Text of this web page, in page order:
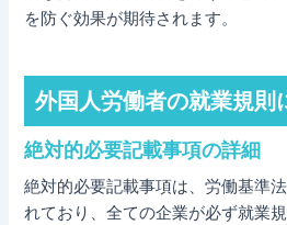
を防ぐ効果が期待されます。
外国人労働者の就業規則
絶対的必要記載事項の詳細
絶対的必要記載事項は、労働基準
れており、全ての企業が必ず就業